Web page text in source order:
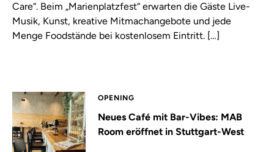
Care“. Beim „Marienplatzfest“ erwarten die Gäste Live-
Musik, Kunst, kreative Mitmachangebote und jede
Menge Foodstände bei kostenlosem Eintritt. […]
OPENING
Neues Café mit Bar-Vibes: MAB
Room eröffnet in Stuttgart-West